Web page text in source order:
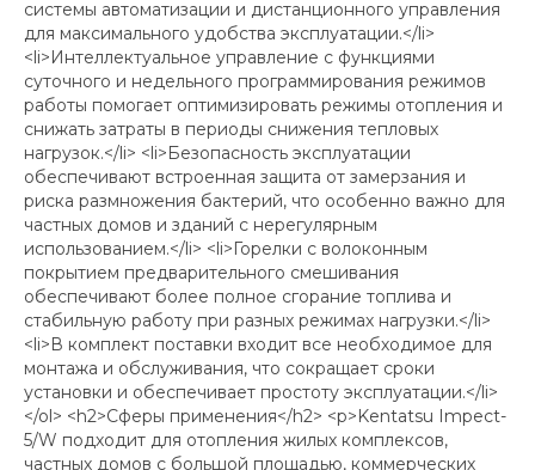
системы автоматизации и дистанционного управления
для максимального удобства эксплуатации.</li>
<li>Интеллектуальное управление с функциями
суточного и недельного программирования режимов
работы помогает оптимизировать режимы отопления и
снижать затраты в периоды снижения тепловых
нагрузок.</li> <li>Безопасность эксплуатации
обеспечивают встроенная защита от замерзания и
риска размножения бактерий, что особенно важно для
частных домов и зданий с нерегулярным
использованием.</li> <li>Горелки с волоконным
покрытием предварительного смешивания
обеспечивают более полное сгорание топлива и
стабильную работу при разных режимах нагрузки.</li>
<li>В комплект поставки входит все необходимое для
монтажа и обслуживания, что сокращает сроки
установки и обеспечивает простоту эксплуатации.</li>
</ol> <h2>Сферы применения</h2> <p>Kentatsu Impect-
5/W подходит для отопления жилых комплексов,
частных домов с большой площадью, коммерческих